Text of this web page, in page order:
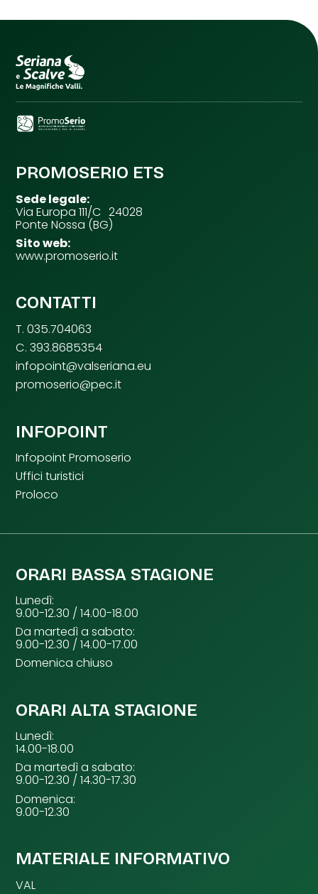
PROMOSERIO ETS
Sede legale:
Via Europa 111/C 24028
Ponte Nossa (BG)
Sito web:
www.promoserio.it
CONTATTI
T. 035.704063
C. 393.8685354
infopoint@valseriana.eu
promoserio@pec.it
INFOPOINT
Infopoint Promoserio
Uffici turistici
Proloco
ORARI BASSA STAGIONE
Lunedì:
9.00-12.30 / 14.00-18.00
Da martedì a sabato:
9.00-12.30 / 14.00-17.00
Domenica chiuso
ORARI ALTA STAGIONE
Lunedì:
14.00-18.00
Da martedì a sabato:
9.00-12.30 / 14.30-17.30
Domenica:
9.00-12.30
MATERIALE INFORMATIVO
VAL